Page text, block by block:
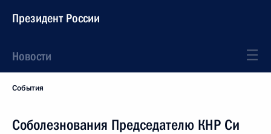
Президент России
Новости
События
Соболезнования Председателю КНР Си